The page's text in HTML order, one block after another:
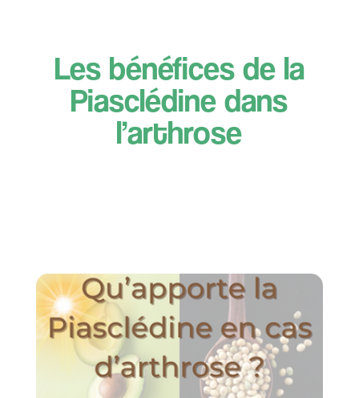
Les bénéfices de la
Piasclédine dans
l’arthrose